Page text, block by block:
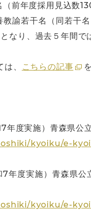
前年度採用見込数
諭若干名（同若干
なり、過去５年間で
、 こちらの記事
年度実施）青森県公
kyoiku/e-
年度実施）青森県
kyoiku/e-